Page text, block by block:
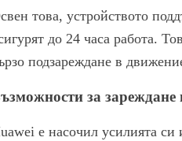
това, устройството
до 24 часа работа.
подзареждане в
за зареждане
е насочил усилията